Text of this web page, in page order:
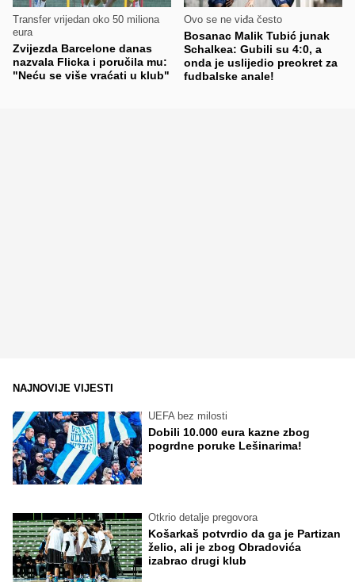
Transfer vrijedan oko 50 miliona
eura
Zvijezda Barcelone danas
nazvala Flicka i poručila mu:
"Neću se više vraćati u klub"
Ovo se ne viđa često
Bosanac Malik Tubić junak
Schalkea: Gubili su 4:0, a
onda je uslijedio preokret za
fudbalske anale!
NAJNOVIJE VIJESTI
UEFA bez milosti
Dobili 10.000 eura kazne zbog
pogrdne poruke Lešinarima!
Otkrio detalje pregovora
Košarkaš potvrdio da ga je Partizan
želio, ali je zbog Obradovića
izabrao drugi klub